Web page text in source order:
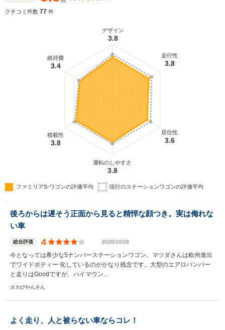
エンジンは3種類で2種類の1.5Lと1.8L。4WDモデル
クチコミ件数 77 件
デザイン
3.8
走行性
3.8
居住性
3.6
運転のしやすさ
3.8
積載性
3.8
維持費
3.4
ファミリアS-ワゴンの評価平均 現行のステーションワゴンの評価平均
後ろからは遅そう正面から見ると精悍な顔つき。実は侮れな
い車
総合評価 4 2020/10/29
今となっては希少な5ナンバーステーションワゴン。マツダさんは欧州進出
でワイドボティー 化しているのがかなり残念です。大型のエアロバンパー
と走りはGoodですが、ハイマウン…
タカびやんさん
よく走り、人と被らない車ならコレ！